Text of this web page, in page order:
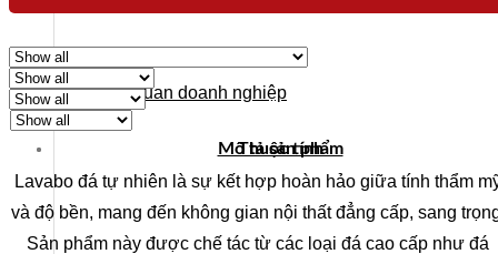
Tổng quan doanh nghiệp
Mô tả sản phẩm
Thuộc tính
Lavabo đá tự nhiên là sự kết hợp hoàn hảo giữa tính thẩm
và độ bền, mang đến không gian nội thất đẳng cấp, sang
Sản phẩm này được chế tác từ các loại đá cao cấp như đá